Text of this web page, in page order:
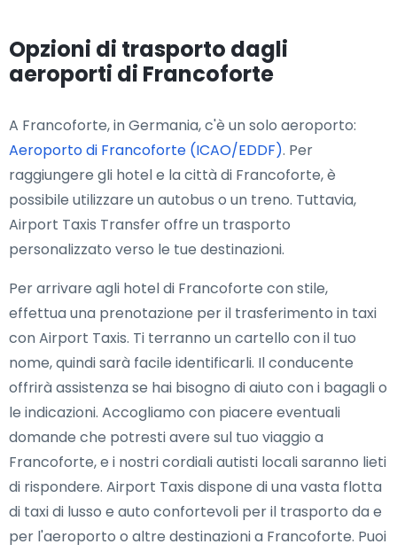
Opzioni di trasporto dagli
aeroporti di Francoforte
A Francoforte, in Germania, c'è un solo aeroporto:
Aeroporto di Francoforte (ICAO/EDDF). Per
raggiungere gli hotel e la città di Francoforte, è
possibile utilizzare un autobus o un treno. Tuttavia,
Airport Taxis Transfer offre un trasporto
personalizzato verso le tue destinazioni.
Per arrivare agli hotel di Francoforte con stile,
effettua una prenotazione per il trasferimento in taxi
con Airport Taxis. Ti terranno un cartello con il tuo
nome, quindi sarà facile identificarli. Il conducente
offrirà assistenza se hai bisogno di aiuto con i bagagli o
le indicazioni. Accogliamo con piacere eventuali
domande che potresti avere sul tuo viaggio a
Francoforte, e i nostri cordiali autisti locali saranno lieti
di rispondere. Airport Taxis dispone di una vasta flotta
di taxi di lusso e auto confortevoli per il trasporto da e
per l'aeroporto o altre destinazioni a Francoforte. Puoi